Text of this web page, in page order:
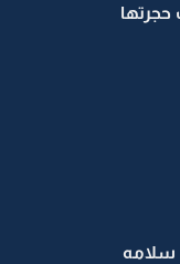
سلامه